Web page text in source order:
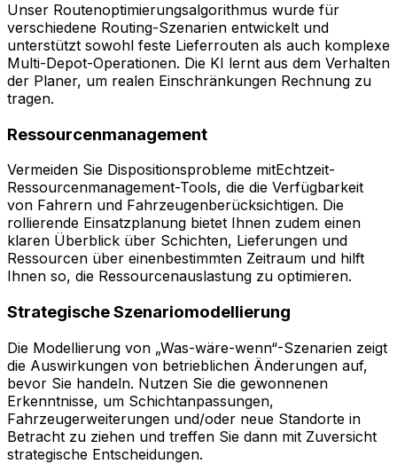
Unser Routenoptimierungsalgorithmus wurde für
verschiedene Routing-Szenarien entwickelt und
unterstützt sowohl feste Lieferrouten als auch komplexe
Multi-Depot-Operationen. Die KI lernt aus dem Verhalten
der Planer, um realen Einschränkungen Rechnung zu
tragen.
Ressourcenmanagement
Vermeiden Sie Dispositionsprobleme mitEchtzeit-
Ressourcenmanagement-Tools, die die Verfügbarkeit
von Fahrern und Fahrzeugenberücksichtigen. Die
rollierende Einsatzplanung bietet Ihnen zudem einen
klaren Überblick über Schichten, Lieferungen und
Ressourcen über einenbestimmten Zeitraum und hilft
Ihnen so, die Ressourcenauslastung zu optimieren.
Strategische Szenariomodellierung
Die Modellierung von „Was-wäre-wenn“-Szenarien zeigt
die Auswirkungen von betrieblichen Änderungen auf,
bevor Sie handeln. Nutzen Sie die gewonnenen
Erkenntnisse, um Schichtanpassungen,
Fahrzeugerweiterungen und/oder neue Standorte in
Betracht zu ziehen und treffen Sie dann mit Zuversicht
strategische Entscheidungen.